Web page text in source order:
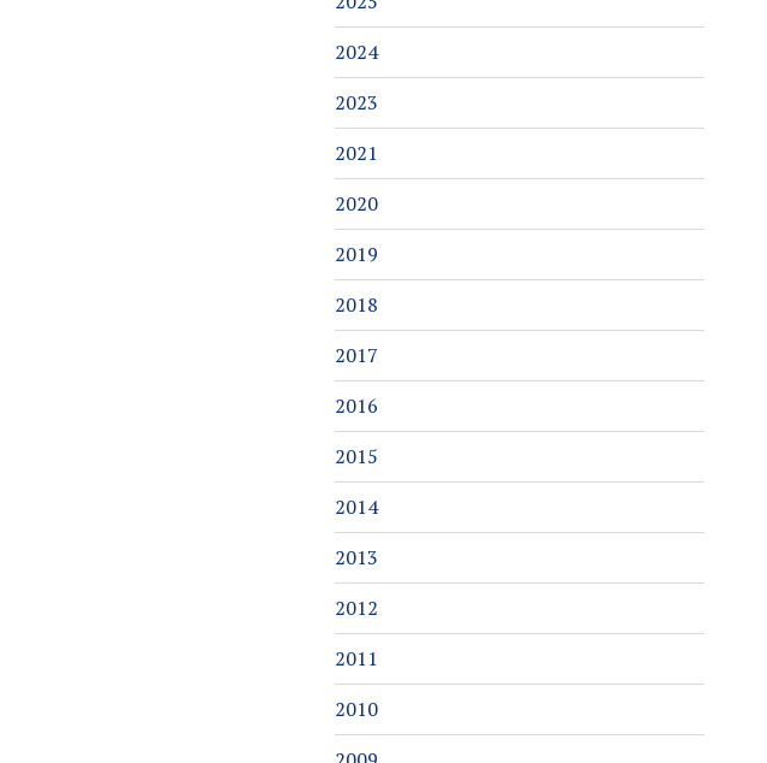
2024
2023
2021
2020
2019
2018
2017
2016
2015
2014
2013
2012
2011
2010